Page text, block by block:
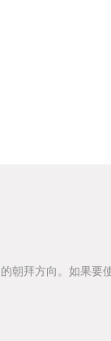
朝拜方向。如果